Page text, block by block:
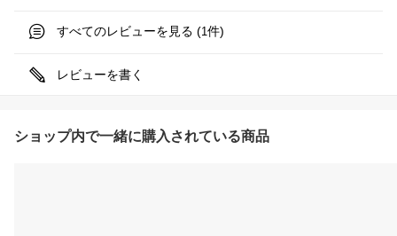
すべてのレビューを見る (1件)
レビューを書く
ショップ内で一緒に購入されている商品